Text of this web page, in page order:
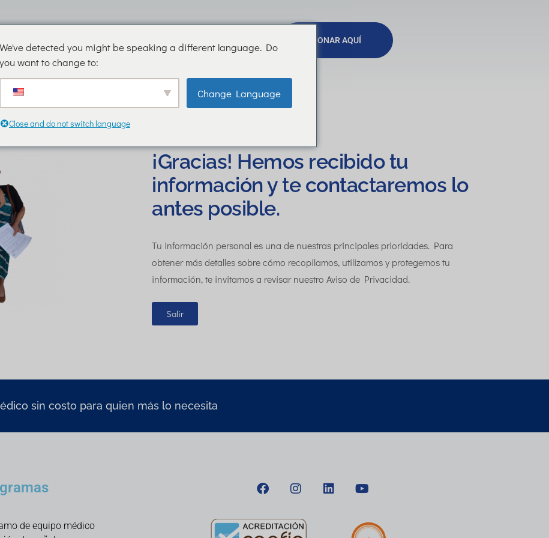
del Estado,
León, México
Lunes a viernes de
DONAR AQUÍ
¡Gracias! Hemos recibido tu
información y te contactaremos lo
antes posible.
Tu información personal es una de nuestras principales prioridades. Para
obtener más detalles sobre cómo recopilamos, utilizamos y protegemos tu
información, te invitamos a revisar nuestro Aviso de Privacidad.
Salir
sin costo para quien más lo necesita
de equipo médico
We've detected you might be speaking a different language. Do
you want to change to:
Change Language
Close and do not switch language